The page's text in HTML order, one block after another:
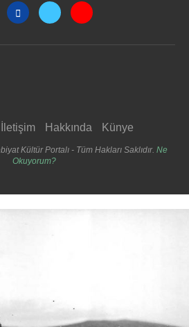
İletişim Hakkında Künye
Kültür Portalı - Tüm Hakları Saklıdır. Ne
Okuyorum?